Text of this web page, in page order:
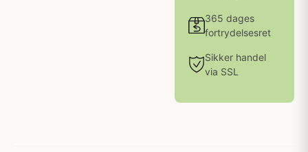
365 dages
fortrydelsesret
Sikker handel
via SSL